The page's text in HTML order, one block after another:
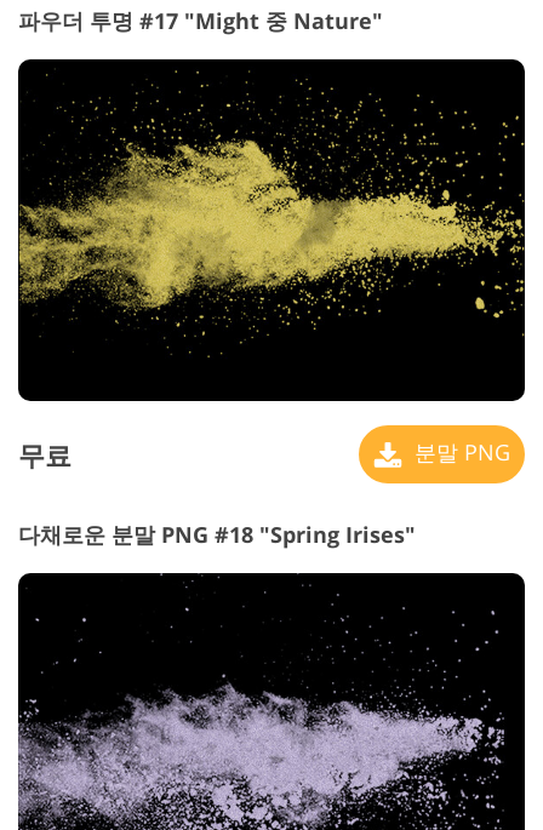
파우더 투명 #17 "Might 중 Nature"
무료 분말 PNG
다채로운 분말 PNG #18 "Spring Irises"